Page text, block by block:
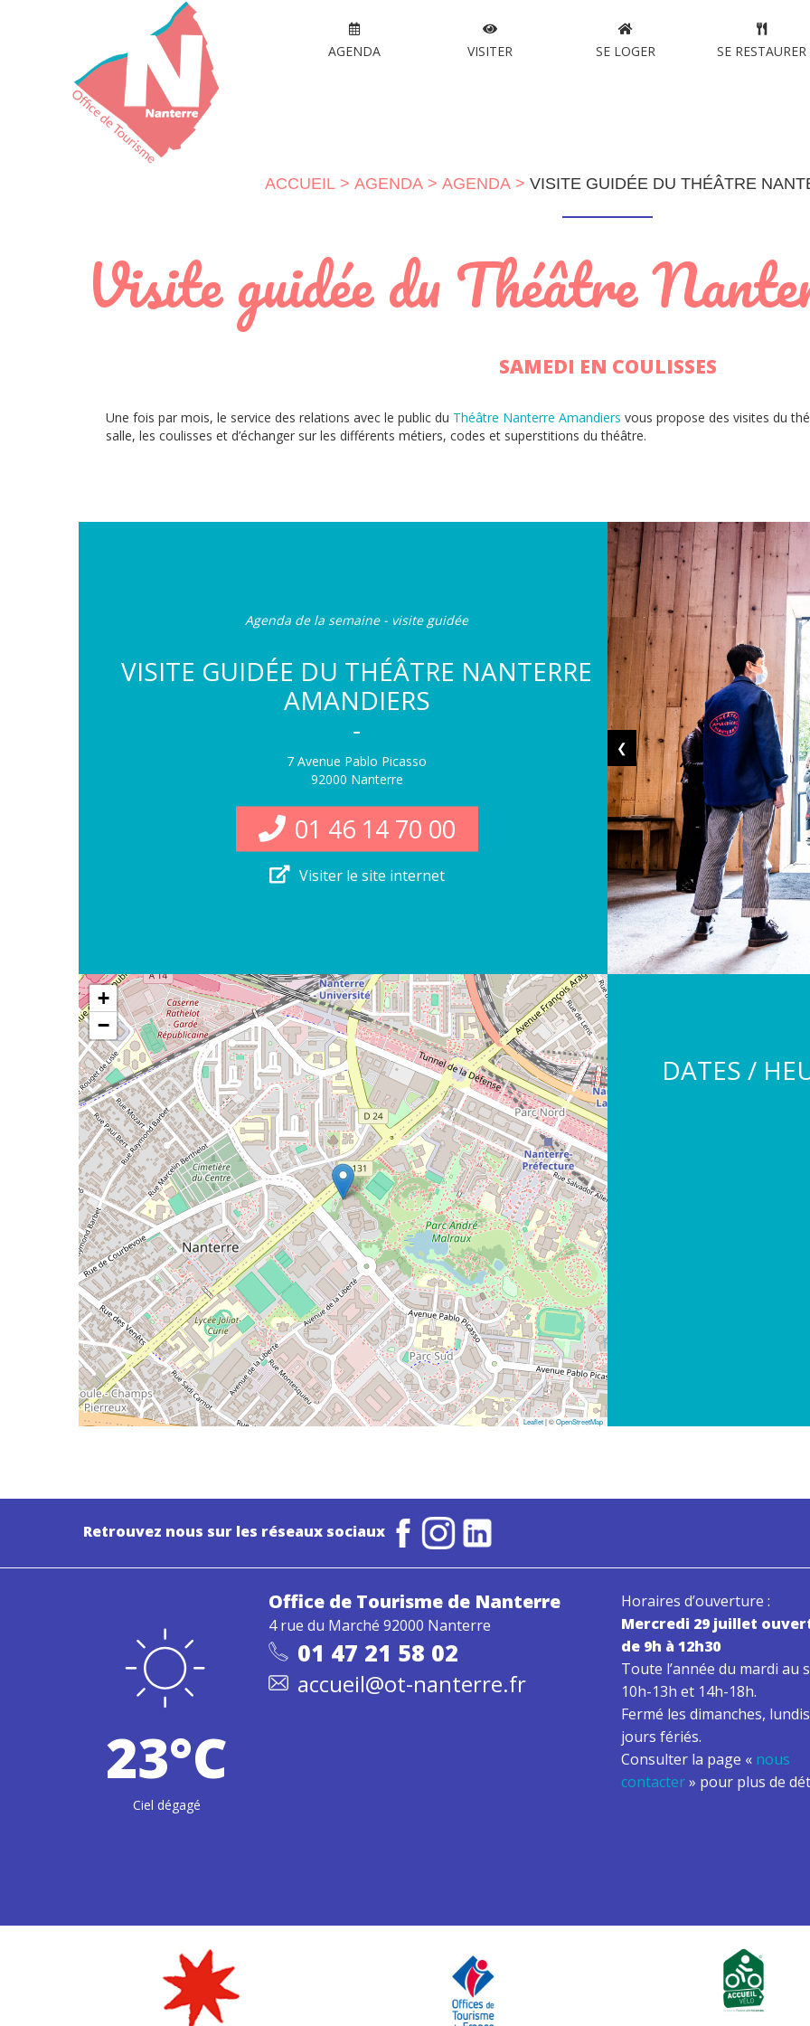
AGENDA VISITER SE LOGER SE RESTAURER
ACCUEIL AGENDA AGENDA VISITE GUIDÉE DU THÉÂTRE
Visite guidée du Théâtre
SAMEDI EN COULISSES
Une fois par mois, le service des relations avec le public du Théâtre Nanterre Amandiers vous propose des visites du
salle, les coulisses et d’échanger sur les différents métiers, codes et superstitions du théâtre.
Agenda de la semaine - visite guidée
VISITE GUIDÉE DU THÉÂTRE NANTERRE
AMANDIERS
-
7 Avenue Pablo Picasso
92000 Nanterre
01 46 14 70 00
Visiter le site internet
❮
+
−
Leaflet| ©OpenStreetMap
DATES /
Retrouvez nous sur les réseaux sociaux
23°C
Ciel dégagé
Office de Tourisme de Nanterre
4 rue du Marché 92000 Nanterre
01 47 21 58 02
accueil@ot-nanterre.fr
Horaires d’ouverture :
Mercredi 29 juillet
de 9h à 12h30
Toute l’année du mardi au
10h-13h et 14h-18h.
Fermé les dimanches,
jours fériés.
Consulter la page « nous
contacter» pour plus de